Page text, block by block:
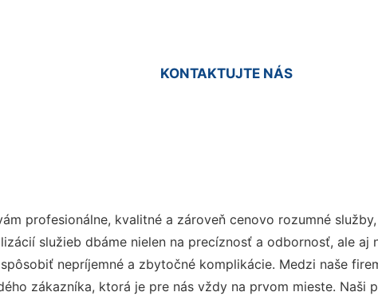
KONTAKTUJTE NÁS
profesionálne, kvalitné a zároveň cenovo rozumné
služieb dbáme nielen na precíznosť a odbornosť, ale
nepríjemné a zbytočné komplikácie. Medzi naše
zákazníka, ktorá je pre nás vždy na prvom mieste.